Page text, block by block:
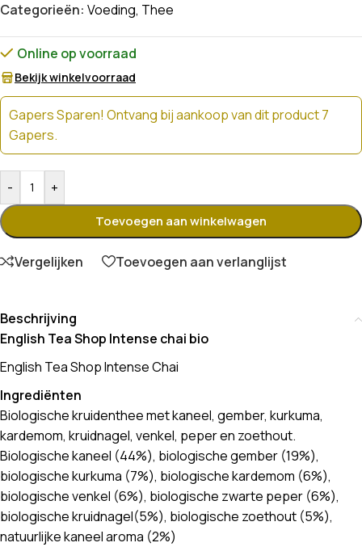
Categorieën: Voeding, Thee
Online op voorraad
Bekijk winkelvoorraad
Gapers Sparen! Ontvang bij aankoop van dit product 7
Gapers.
- +
Toevoegen aan winkelwagen
Vergelijken Toevoegen aan verlanglijst
Beschrijving
English Tea Shop Intense chai bio
English Tea Shop Intense Chai
Ingrediënten
Biologische kruidenthee met kaneel, gember, kurkuma,
kardemom, kruidnagel, venkel, peper en zoethout.
Biologische kaneel (44%), biologische gember (19%),
biologische kurkuma (7%), biologische kardemom (6%),
biologische venkel (6%), biologische zwarte peper (6%),
biologische kruidnagel(5%), biologische zoethout (5%),
natuurlijke kaneel aroma (2%)